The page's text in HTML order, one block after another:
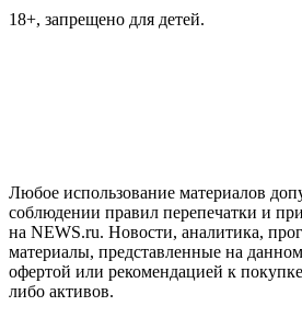
18+, запрещено для детей.
Любое использование материалов
соблюдении правил перепечатки и
на NEWS.ru. Новости, аналитика,
материалы, представленные на
офертой или рекомендацией к
либо активов.